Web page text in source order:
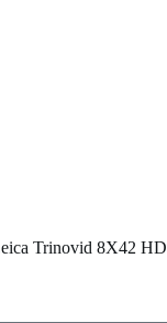
Trinovid 8X42 HD